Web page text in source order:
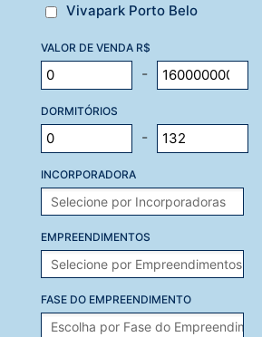
Vivapark Porto Belo
VALOR DE VENDA R$
-
DORMITÓRIOS
-
INCORPORADORA
EMPREENDIMENTOS
FASE DO EMPREENDIMENTO